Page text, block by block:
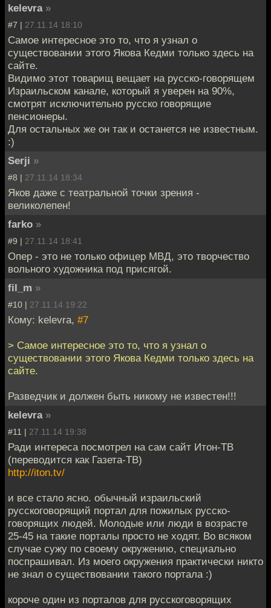
kelevra »
#7 | 27.11.14 18:10
Cамое интересное это то, что я узнал о
существовании этого Якова Кедми только здесь на
сайте.
Видимо этот товарищ вещает на русско-говорящем
Израильском канале, который я уверен на 90%,
смотрят исключительно русско говорящие
пенсионеры.
Для остальных же он так и останется не известным.
:)
Serji »
#8 | 27.11.14 18:34
Яков даже с театральной точки зрения -
великолепен!
farko »
#9 | 27.11.14 18:41
Опер - это не только офицер МВД, это творчество
вольного художника под присягой.
fil_m »
#10 | 27.11.14 19:22
Кому: kelevra, #7
> Cамое интересное это то, что я узнал о
существовании этого Якова Кедми только здесь на
сайте.
Разведчик и должен быть никому не известен!!!
kelevra »
#11 | 27.11.14 19:38
Ради интереса посмотрел на сам сайт Итон-ТВ
(переводится как Газета-ТВ)
http://iton.tv/
и все стало ясно. обычный израильский
русскоговорящий портал для пожилых русско-
говорящих людей. Молодые или люди в возрасте
25-45 на такие порталы просто не ходят. Во всяком
случае сужу по своему окружению, специально
поспрашивал. Из моего окружения практически никто
не знал о существовании такого портала :)
короче один из порталов для русскоговорящих